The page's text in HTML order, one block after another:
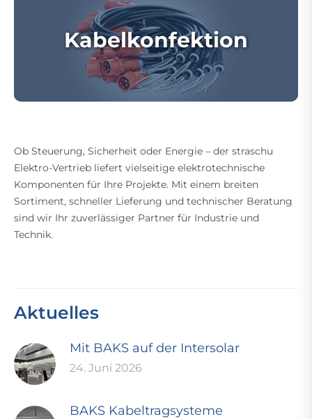
Kabelkonfektion
Ob Steuerung, Sicherheit oder Energie – der straschu
Elektro-Vertrieb liefert vielseitige elektrotechnische
Komponenten für Ihre Projekte. Mit einem breiten
Sortiment, schneller Lieferung und technischer Beratung
sind wir Ihr zuverlässiger Partner für Industrie und
Technik.
Aktuelles
Mit BAKS auf der Intersolar
24. Juni 2026
BAKS Kabeltragsysteme